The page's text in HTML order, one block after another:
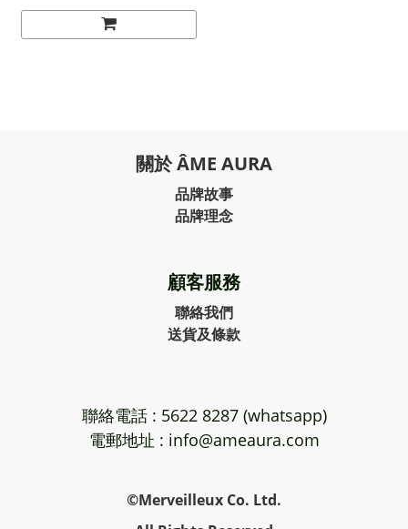
關於 ÂME AURA
品牌故事
品牌理念
顧客服務
聯絡我們
送貨及條款
聯絡電話 : 5622 8287 (whatsapp)
電郵地址 : info@ameaura.com
©Merveilleux Co. Ltd.